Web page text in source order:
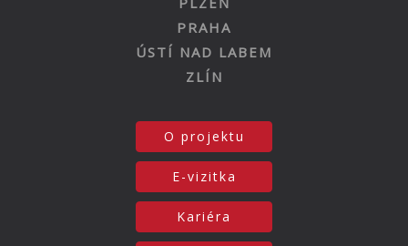
PRAHA
ÚSTÍ NAD LABEM
ZLÍN
O projektu
E-vizitka
Kariéra